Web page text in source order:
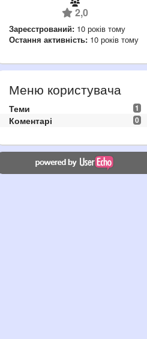
2,0
Зареєстрований: 10 років тому
Остання активність: 10 років тому
Меню користувача
1
Теми
0
Коментарі